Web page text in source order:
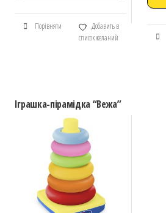
Порівняти
Добавить в
список желаний
Іграшка-пірамідка “Вежа”